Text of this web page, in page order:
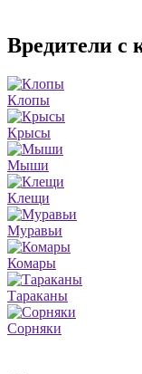
Вредители с
Клопы
Крысы
Мыши
Клещи
Муравьи
Комары
Тараканы
Сорняки